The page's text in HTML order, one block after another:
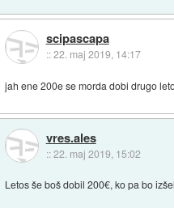
scipascapa
::22. maj 2019, 14:17
jah ene 200e se morda dobi drugo
vres.ales
::22. maj 2019, 15:02
Letos še boš dobil 200€, ko pa bo